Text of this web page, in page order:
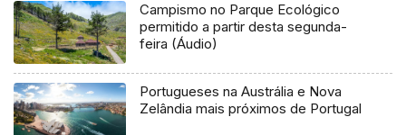
Campismo no Parque Ecológico
permitido a partir desta segunda-
feira (Áudio)
Portugueses na Austrália e Nova
Zelândia mais próximos de Portugal